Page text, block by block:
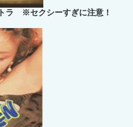
ラ ※セクシーすぎに注意！